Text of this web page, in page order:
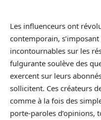
Les influenceurs ont
contemporain,
incontournables sur les
fulgurante soulève des
exercent sur leurs
sollicitent. Ces créateurs
comme à la fois des
porte-paroles d’opinions,